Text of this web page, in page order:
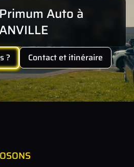
Auto à
? Contact et itinéraire